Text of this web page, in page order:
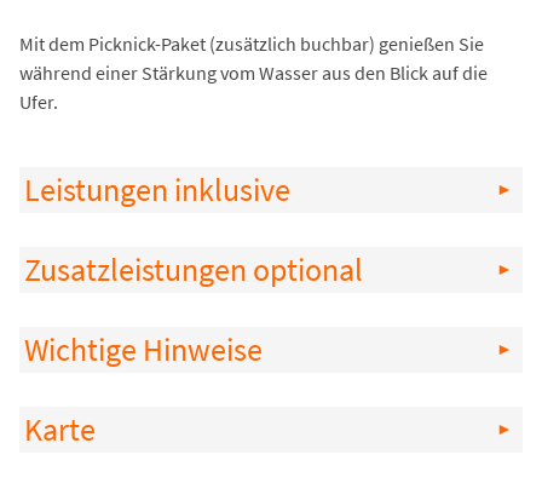
Mit dem Picknick-Paket (zusätzlich buchbar) genießen Sie
während einer Stärkung vom Wasser aus den Blick auf die
Ufer.
Leistungen inklusive
Zusatzleistungen optional
Wichtige Hinweise
Karte